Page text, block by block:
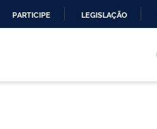
PARTICIPE LEGISLAÇÃO